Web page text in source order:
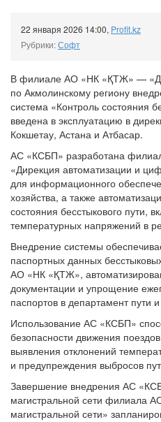
22 января 2026 14:00, Profit.kz
Рубрики:Софт
В филиале АО «НК «ҚТЖ» —
по Акмолинскому региону
система «Контроль состояния
введена в эксплуатацию в
Кокшетау, Астана и Атбасар.
АС «КСБП» разработана
«Дирекция автоматизации и
для информационного
хозяйства, а также
состояния бесстыкового пути,
температурных напряжений в
Внедрение системы
паспортных данных
АО «НК «ҚТЖ»,
документации и упрощение
паспортов в департамент пути
Использование АС «КСБП»
безопасности движения
выявления отклонений
и предупреждения выбросов
Завершение внедрения АС
магистральной сети филиала
магистральной сети»